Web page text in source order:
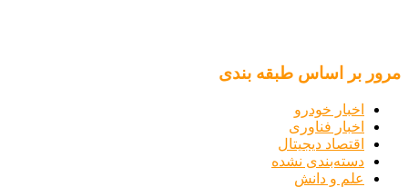
مرور بر اساس طبقه بندی
اخبار خودرو
اخبار فناوری
اقتصاد دیجیتال
دسته‌بندی نشده
علم و دانش